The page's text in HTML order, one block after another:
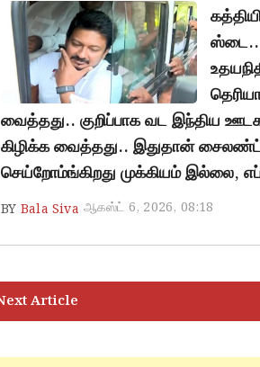
ஸ்டை..
வைத்தது.. குறிப்பாக வட இந்திய
கிழிக்க வைத்தது.. இதுதான்
செய்றோம்ங்கிறது முக்கியம் இல்லை,
BY Bala Siva ஆகஸ்ட் 6, 2026, 08:18